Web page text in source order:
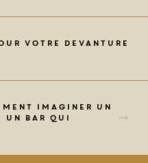
votre devanture
imaginer un
un bar qui